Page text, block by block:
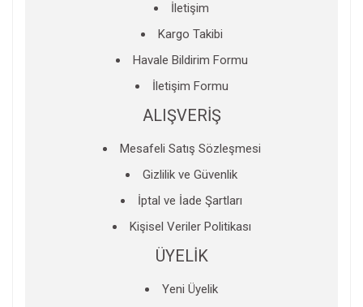
Gönder
İletişim
Kargo Takibi
Havale Bildirim Formu
İletişim Formu
ALIŞVERİŞ
Mesafeli Satış Sözleşmesi
Gizlilik ve Güvenlik
İptal ve İade Şartları
Kişisel Veriler Politikası
ÜYELİK
Yeni Üyelik